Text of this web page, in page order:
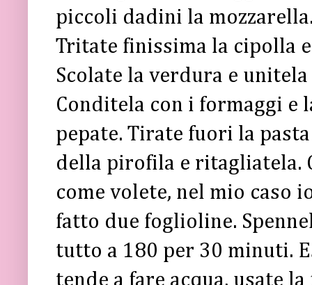
piccoli dadini la
Tritate finissima la cipolla
Scolate la verdura e
Conditela con i formaggi e
pepate. Tirate fuori la
della pirofila e ritagliatela.
come volete, nel mio caso
fatto due foglioline.
tutto a 180 per 30 minuti.
tende a fare acqua, usate